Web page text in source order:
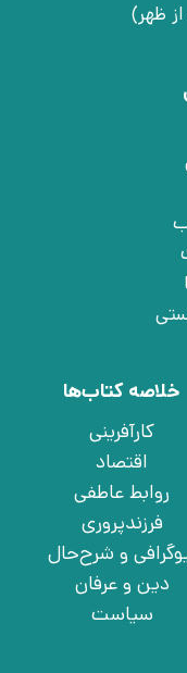
خلاصه کتاب‌ها
کارآفرینی
اقتصاد
روابط عاطفی
فرزندپروری
و شرح‌حال
دین و عرفان
سیاست